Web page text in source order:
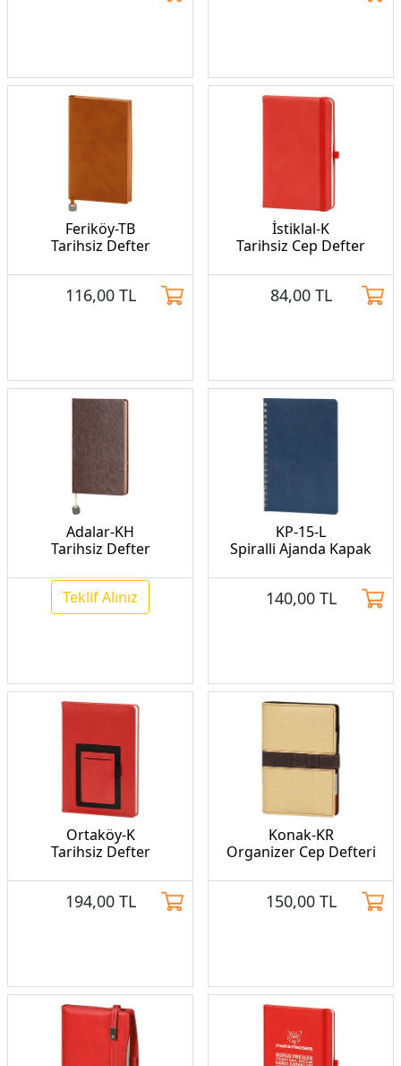
Feriköy-TB
Tarihsiz Defter
116,00 TL
İstiklal-K
Tarihsiz Cep Defter
84,00 TL
Adalar-KH
Tarihsiz Defter
Teklif Alınız
KP-15-L
Spiralli Ajanda Kapak
140,00 TL
Ortaköy-K
Tarihsiz Defter
194,00 TL
Konak-KR
Organizer Cep Defteri
150,00 TL